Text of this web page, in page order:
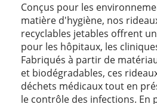
Conçus pour les
matière d'hygiène, nos
recyclables jetables offrent
pour les hôpitaux, les
Fabriqués à partir de
et biodégradables, ces
déchets médicaux tout en
le contrôle des infections. En